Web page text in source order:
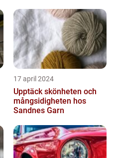
17 april 2024
Upptäck skönheten och
mångsidigheten hos
Sandnes Garn